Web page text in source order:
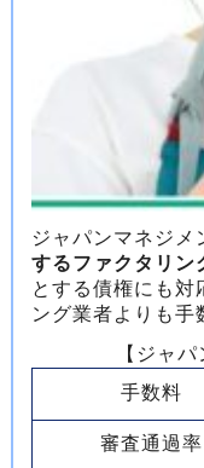
ジャパンマネジメ
するファクタリン
とする債権にも対
ング業者よりも手
【ジャ
手数料
審査通過率